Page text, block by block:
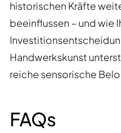
historischen Kräfte
beeinflussen – und wie
Handwerkskunst
reiche sensorische
FAQs